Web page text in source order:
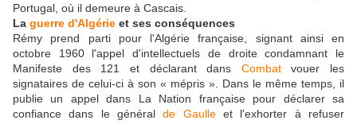
Portugal, où il demeure à Cascais.
La guerre d'Algérie et ses conséquences
Rémy prend parti pour l'Algérie française, signant ainsi en
octobre 1960 l'appel d'intellectuels de droite condamnant le
Manifeste des 121 et déclarant dans Combatvouer les
signataires de celui-ci à son « mépris ». Dans le même temps, il
publie un appel dans La Nation française pour déclarer sa
confiance dans le généralde Gaulleet l'exhorter à refuser